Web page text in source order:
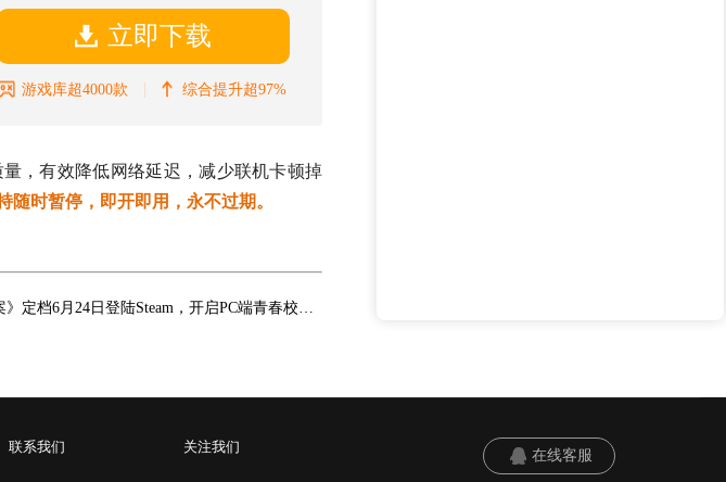
立即下载
游戏库超4000款 | 综合提升超97%
，有效降低网络延迟，减少联机卡顿掉
时暂停，即开即用，永不过期。
联系我们 关注我们
在线客服